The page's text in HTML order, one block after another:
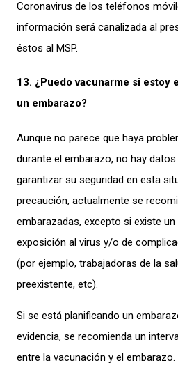
Coronavirus de los teléfonos
información será canalizada al
éstos al MSP.
13. ¿Puedo vacunarme si estoy
un embarazo?
Aunque no parece que haya
durante el embarazo, no hay
garantizar su seguridad en esta
precaución, actualmente se
embarazadas, excepto si existe
exposición al virus y/o de
(por ejemplo, trabajadoras de la
preexistente, etc).
Si se está planificando un
evidencia, se recomienda un
entre la vacunación y el embarazo.